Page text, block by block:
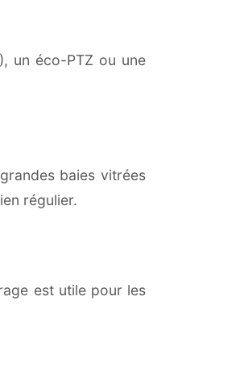
un éco-PTZ ou une
baies vitrées
régulier.
est utile pour les